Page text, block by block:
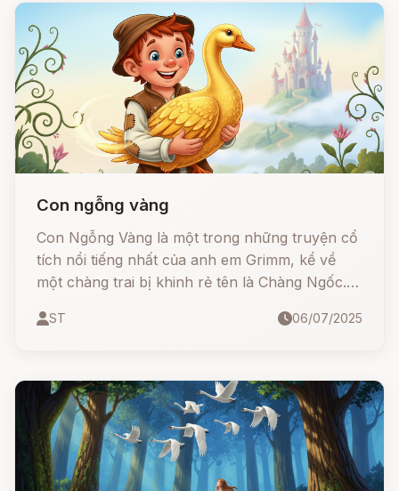
Con ngỗng vàng
Con Ngỗng Vàng là một trong những truyện cổ
tích nổi tiếng nhất của anh em Grimm, kể về
một chàng trai bị khinh rẻ tên là Chàng Ngốc.
được ban tặng một con ngỗng bằng vàng – mở
ST 06/07/2025